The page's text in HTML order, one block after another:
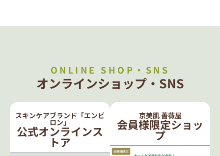
ONLINE SHOP・SNS
オンラインショップ・SNS
スキンケアブランド「エンビ
ロン」
公式オンラインス
トア
京美肌 薔薇屋
会員様限定ショッ
プ